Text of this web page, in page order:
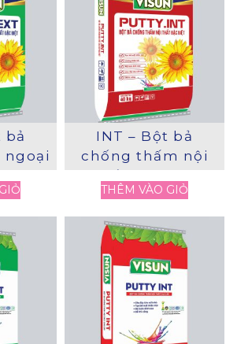
bả
ngoại
INT – Bột bả
chống thấm nội
THÊM VÀO GIỎ